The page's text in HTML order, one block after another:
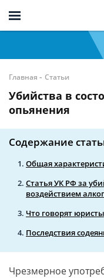
Главная - Статьи
Убийства в
опьянения
Содержание
Общая
Статья УК РФ за
воздействием
Что говорят
Последствия
Чрезмерное